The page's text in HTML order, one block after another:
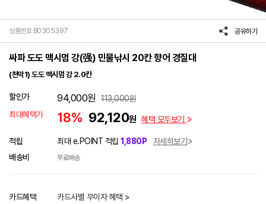
상품번호 B0305397 공유하기
싸파 도도 맥시멈 강(强) 민물낚시 20칸 향어 경질대
(천막1) 도도 맥시멈 강 2.0칸
할인가 94,000원 113,000원
최대혜택가
18% 92,120원 혜택 모두보기
적립 최대 e.POINT 적립 1,880P
자세히보기
배송비
무료배송
카드혜택 카드사별 무이자 혜택 >